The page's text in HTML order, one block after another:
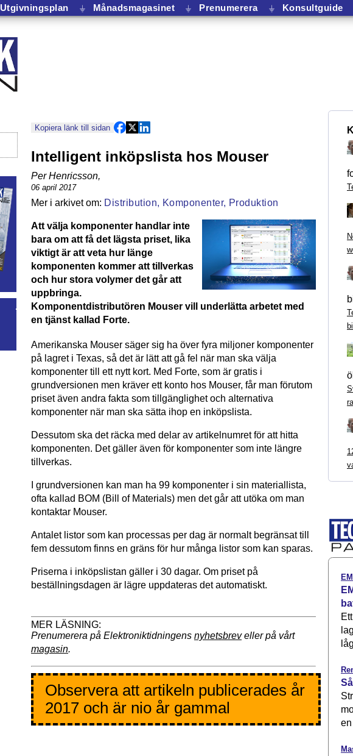
Utgivningsplan ⏚ Månadsmagasinet ⏚ Prenumerera ⏚ Konsultguide
Kopiera länk till sidan
Intelligent inköpslista hos Mouser
Per Henricsson,
06 april 2017
Distribution, Komponenter, Produktion
Att välja komponenter handlar inte
bara om att få det lägsta priset, lika
viktigt är att veta hur länge
komponenten kommer att tillverkas
och hur stora volymer det går att
uppbringa.
Komponentdistributören Mouser vill underlätta arbetet med
en tjänst kallad Forte.
Amerikanska Mouser säger sig ha över fyra miljoner komponenter
på lagret i Texas, så det är lätt att gå fel när man ska välja
komponenter till ett nytt kort. Med Forte, som är gratis i
grundversionen men kräver ett konto hos Mouser, får man förutom
priset även andra fakta som tillgänglighet och alternativa
komponenter när man ska sätta ihop en inköpslista.
Dessutom ska det räcka med delar av artikelnumret för att hitta
komponenten. Det gäller även för komponenter som inte längre
tillverkas.
I grundversionen kan man ha 99 komponenter i sin materiallista,
ofta kallad BOM (Bill of Materials) men det går att utöka om man
kontaktar Mouser.
Antalet listor som kan processas per dag är normalt begränsat till
fem dessutom finns en gräns för hur många listor som kan sparas.
Priserna i inköpslistan gäller i 30 dagar. Om priset på
beställningsdagen är lägre uppdateras det automatiskt.
Prenumerera på Elektroniktidningens nyhetsbreveller på vårt
magasin.
Observera att artikeln publicerades år
2017 och är nio år gammal
bil